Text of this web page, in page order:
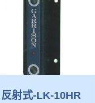
反射式-LK-10HR